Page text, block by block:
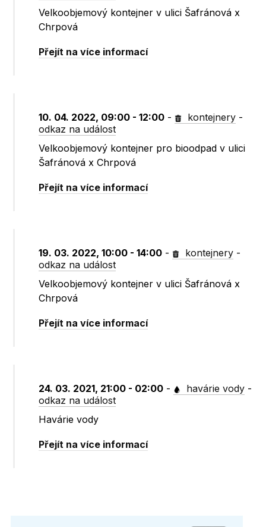
Velkoobjemový kontejner v ulici Šafránová x
Chrpová
Přejít na více informací
10. 04. 2022, 09:00 - 12:00 - kontejnery -
odkaz na událost
Velkoobjemový kontejner pro bioodpad v ulici
Šafránová x Chrpová
Přejít na více informací
19. 03. 2022, 10:00 - 14:00 - kontejnery -
odkaz na událost
Velkoobjemový kontejner v ulici Šafránová x
Chrpová
Přejít na více informací
24. 03. 2021, 21:00 - 02:00 - havárie vody -
odkaz na událost
Havárie vody
Přejít na více informací